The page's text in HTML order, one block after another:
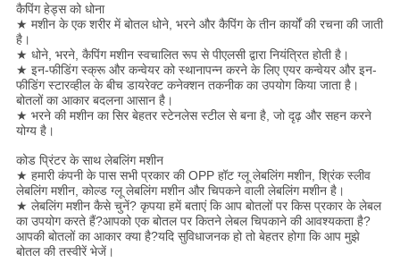
कैपिंग हेड्स को धोना
★ मशीन के एक शरीर में बोतल धोने, भरने और कैपिंग के तीन कार्यों की रचना की जाती
है।
★ धोने, भरने, कैपिंग मशीन स्वचालित रूप से पीएलसी द्वारा नियंत्रित होती है।
★ इन-फीडिंग स्क्रू और कन्वेयर को स्थानापन्न करने के लिए एयर कन्वेयर और इन-
फीडिंग स्टारव्हील के बीच डायरेक्ट कनेक्शन तकनीक का उपयोग किया जाता है।
बोतलों का आकार बदलना आसान है।
★ भरने की मशीन का सिर बेहतर स्टेनलेस स्टील से बना है, जो दृढ़ और सहन करने
योग्य है।
कोड प्रिंटर के साथ लेबलिंग मशीन
★ हमारी कंपनी के पास सभी प्रकार की OPP हॉट ग्लू लेबलिंग मशीन, श्रिंक स्लीव
लेबलिंग मशीन, कोल्ड ग्लू लेबलिंग मशीन और चिपकने वाली लेबलिंग मशीन है।
★ लेबलिंग मशीन कैसे चुनें? कृपया हमें बताएं कि आप बोतलों पर किस प्रकार के लेबल
का उपयोग करते हैं?आपको एक बोतल पर कितने लेबल चिपकाने की आवश्यकता है?
आपकी बोतलों का आकार क्या है?यदि सुविधाजनक हो तो बेहतर होगा कि आप मुझे
बोतल की तस्वीरें भेजें।